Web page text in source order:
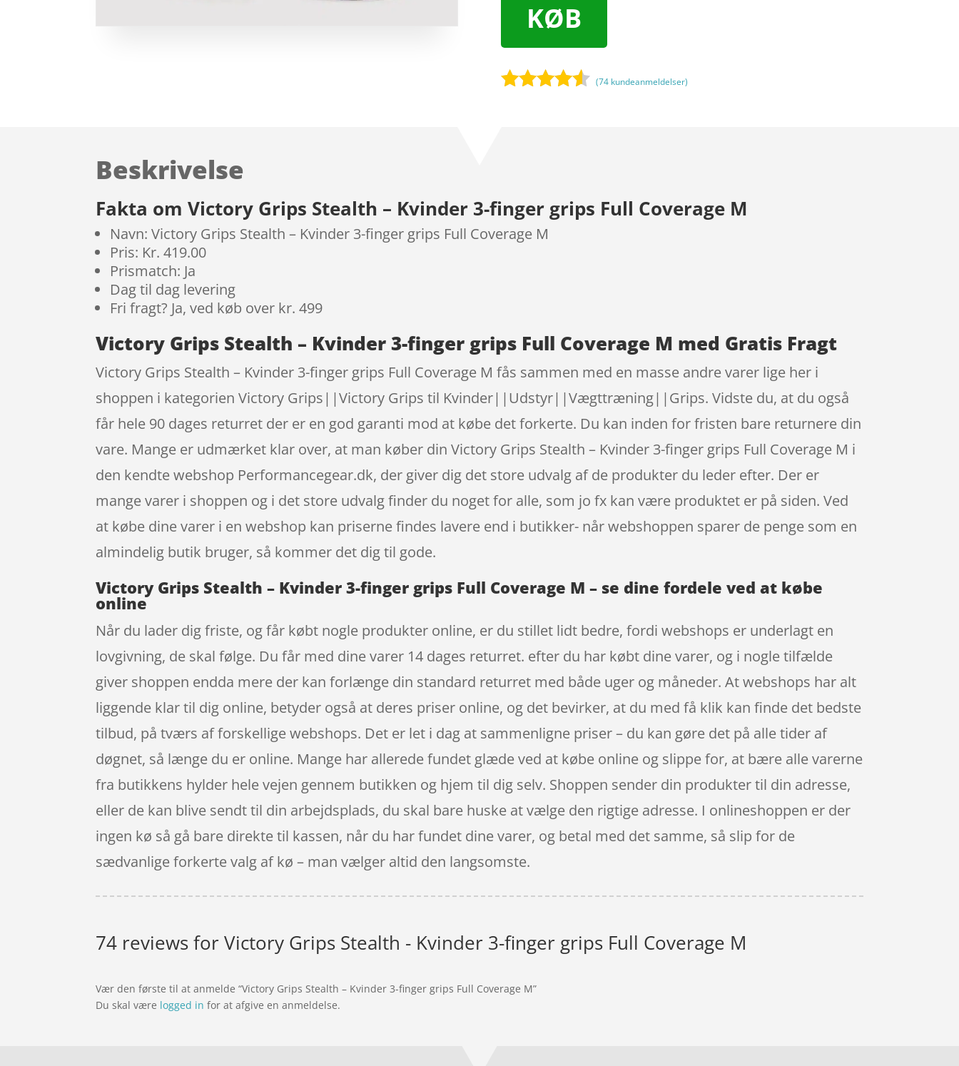
KØB
mmelser
(74 kundeanmeldelser)
Beskrivelse
Fakta om Victory Grips Stealth – Kvinder 3-finger grips Full Coverage M
Navn: Victory Grips Stealth – Kvinder 3-finger grips Full Coverage M
Pris: Kr. 419.00
Prismatch: Ja
Dag til dag levering
Fri fragt? Ja, ved køb over kr. 499
Victory Grips Stealth – Kvinder 3-finger grips Full Coverage M med Gratis Fragt
Victory Grips Stealth – Kvinder 3-finger grips Full Coverage M fås sammen med en masse andre varer lige her i
shoppen i kategorien Victory Grips||Victory Grips til Kvinder||Udstyr||Vægttræning||Grips. Vidste du, at du også
får hele 90 dages returret der er en god garanti mod at købe det forkerte. Du kan inden for fristen bare returnere din
vare. Mange er udmærket klar over, at man køber din Victory Grips Stealth – Kvinder 3-finger grips Full Coverage M i
den kendte webshop Performancegear.dk, der giver dig det store udvalg af de produkter du leder efter. Der er
mange varer i shoppen og i det store udvalg finder du noget for alle, som jo fx kan være produktet er på siden. Ved
at købe dine varer i en webshop kan priserne findes lavere end i butikker- når webshoppen sparer de penge som en
almindelig butik bruger, så kommer det dig til gode.
Victory Grips Stealth – Kvinder 3-finger grips Full Coverage M – se dine fordele ved at købe
online
Når du lader dig friste, og får købt nogle produkter online, er du stillet lidt bedre, fordi webshops er underlagt en
lovgivning, de skal følge. Du får med dine varer 14 dages returret. efter du har købt dine varer, og i nogle tilfælde
giver shoppen endda mere der kan forlænge din standard returret med både uger og måneder. At webshops har alt
liggende klar til dig online, betyder også at deres priser online, og det bevirker, at du med få klik kan finde det bedste
tilbud, på tværs af forskellige webshops. Det er let i dag at sammenligne priser – du kan gøre det på alle tider af
døgnet, så længe du er online. Mange har allerede fundet glæde ved at købe online og slippe for, at bære alle varerne
fra butikkens hylder hele vejen gennem butikken og hjem til dig selv. Shoppen sender din produkter til din adresse,
eller de kan blive sendt til din arbejdsplads, du skal bare huske at vælge den rigtige adresse. I onlineshoppen er der
ingen kø så gå bare direkte til kassen, når du har fundet dine varer, og betal med det samme, så slip for de
sædvanlige forkerte valg af kø – man vælger altid den langsomste.
74 reviews forVictory Grips Stealth - Kvinder 3-finger grips Full Coverage M
Vær den første til at anmelde “Victory Grips Stealth – Kvinder 3-finger grips Full Coverage M”
Du skal være logged in for at afgive en anmeldelse.